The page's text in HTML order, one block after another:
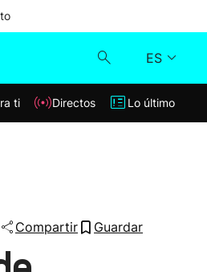
ES
Klisk
ti Directos Lo último
Compartir Guardar